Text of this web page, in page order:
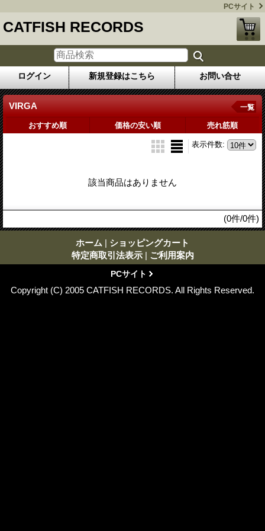
PCサイト
CATFISH RECORDS
ログイン 新規登録はこちら お問い合せ
VIRGA 一覧
おすすめ順 価格の安い順 売れ筋順
表示件数:
該当商品はありません
(0件/0件)
ホーム | ショッピングカート
特定商取引法表示 | ご利用案内
PCサイト
Copyright (C) 2005 CATFISH RECORDS. All Rights Reserved.